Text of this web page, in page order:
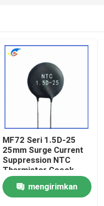
MF72 Seri 1.5D-25
25mm Surge Current
Suppression NTC
Thermistor Cocok
untuk Mengoperasikan
Power Supply Audio
Amplifier
mengirimkan